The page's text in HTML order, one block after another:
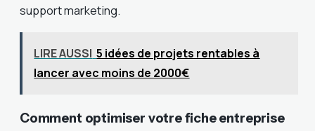
support marketing.
LIRE AUSSI 5 idées de projets rentables à
lancer avec moins de 2000€
Comment optimiser votre fiche entreprise